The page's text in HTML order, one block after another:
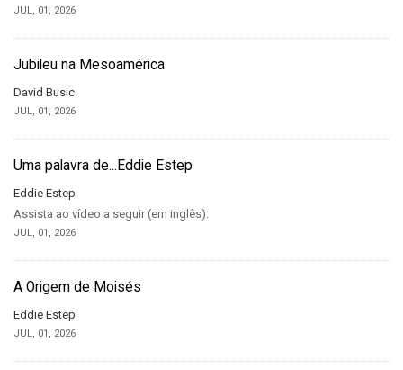
JUL, 01, 2026
Jubileu na Mesoamérica
David Busic
JUL, 01, 2026
Uma palavra de...Eddie Estep
Eddie Estep
Assista ao vídeo a seguir (em inglês):
JUL, 01, 2026
A Origem de Moisés
Eddie Estep
JUL, 01, 2026